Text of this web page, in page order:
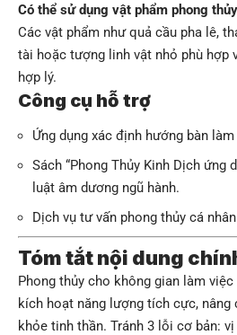
Có thể sử dụng vật phẩm phong
Các vật phẩm như quả cầu pha lê,
tài hoặc tượng linh vật nhỏ phù hợp
hợp lý.
Công cụ hỗ trợ
Ứng dụng xác định hướng bàn
Sách “Phong Thủy Kinh Dịch ứng
luật âm dương ngũ hành.
Dịch vụ tư vấn phong thủy cá
Tóm tắt nội dung
Phong thủy cho không gian làm
kích hoạt năng lượng tích cực, nâng
khỏe tinh thần. Tránh 3 lỗi cơ bản: